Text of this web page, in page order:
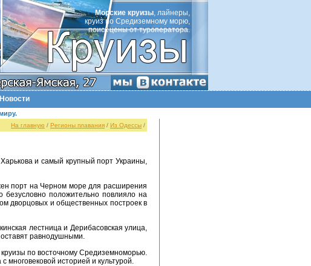
Морские круизы, лайнеры,
круиз по Средиземному морю,
поиск цены от туроператора.
Новости
На главную / Регионы плавания / Из Одессы /
положительно повлияло на
дворцовых и общественных построек в
равнодушными.
историей и культурой.